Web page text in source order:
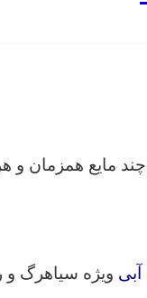
مایع همزمان و
آبی ویژه سیاهرگ و